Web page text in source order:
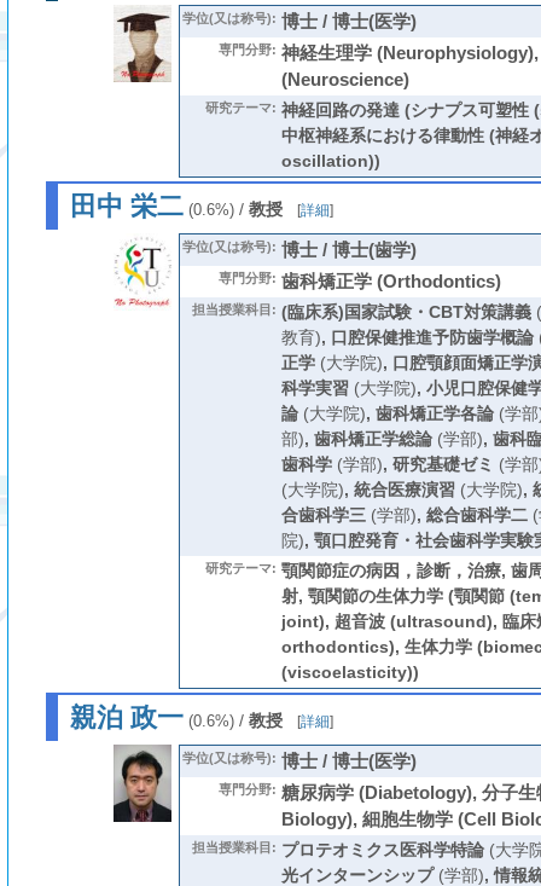
学位(又は称号): 博士 / 博士(医学)
専門分野: 神経生理学 (Neurophysiology),
(Neuroscience)
研究テーマ: 神経回路の発達 (シナプス可塑
中枢神経系における律動性 (神経
oscillation))
田中 栄二(0.6%)/ 教授 [詳細]
学位(又は称号): 博士 / 博士(歯学)
専門分野: 歯科矯正学 (Orthodontics)
担当授業科目: (臨床系)国家試験・CBT対策講義(
教育), 口腔保健推進予防歯学概論
正学(大学院), 口腔顎顔面矯正学
科学実習(大学院), 小児口腔保健
論(大学院), 歯科矯正学各論(学部
部), 歯科矯正学総論(学部), 歯科
歯科学(学部), 研究基礎ゼミ (学
(大学院), 統合医療演習(大学院),
合歯科学三(学部), 総合歯科学二(
院), 顎口腔発育・社会歯科学実験
研究テーマ: 顎関節症の病因，診断，治療, 歯
射, 顎関節の生体力学 (顎関節
joint), 超音波 (ultrasound), 臨床
orthodontics), 生体力学
(viscoelasticity))
親泊 政一(0.6%)/ 教授 [詳細]
学位(又は称号): 博士 / 博士(医学)
専門分野: 糖尿病学 (Diabetology), 分子
Biology), 細胞生物学 (Cell
担当授業科目: プロテオミクス医科学特論(大学
光インターンシップ(学部),情報